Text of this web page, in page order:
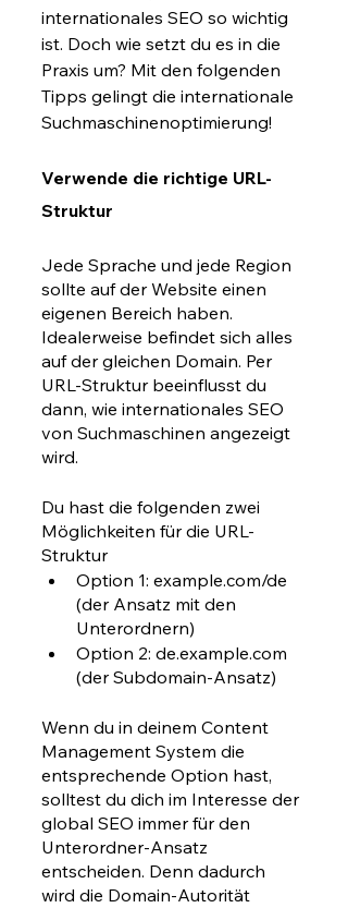
internationales SEO so wichtig
ist. Doch wie setzt du es in die
Praxis um? Mit den folgenden
Tipps gelingt die internationale
Suchmaschinenoptimierung!
Verwende die richtige URL-
Struktur
Jede Sprache und jede Region
sollte auf der Website einen
eigenen Bereich haben.
Idealerweise befindet sich alles
auf der gleichen Domain. Per
URL-Struktur beeinflusst du
dann, wie internationales SEO
von Suchmaschinen angezeigt
wird.
Du hast die folgenden zwei
Möglichkeiten für die URL-
Struktur
Option 1: example.com/de
(der Ansatz mit den
Unterordnern)
Option 2: de.example.com
(der Subdomain-Ansatz)
Wenn du in deinem Content
Management System die
entsprechende Option hast,
solltest du dich im Interesse der
global SEO immer für den
Unterordner-Ansatz
entscheiden. Denn dadurch
wird die Domain-Autorität